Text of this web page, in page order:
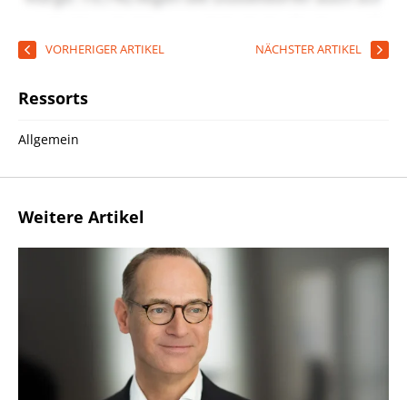
VORHERIGER ARTIKEL NÄCHSTER ARTIKEL
Ressorts
Allgemein
Weitere Artikel